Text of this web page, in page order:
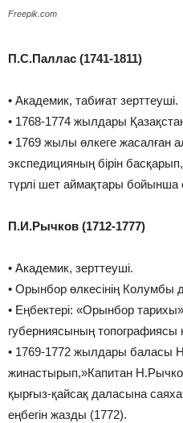
Freepik.com
П.С.Паллас (1741-1811)
• ͘Академик, табиғат зерттеуші.
• ͘1768-1774 жылдары
• ͘1769 жылы өлкеге жасалған
экспедицияның бірін
түрлі шет аймақтары бойынша
П.И.Рычков (1712-1777)
• ͘Академик, зерттеуші.
• ͘Орынбор өлкесінің Колумбы
• ͘Еңбектері: «Орынбор
губерниясының топографиясы
• ͘1769-1772 жылдары баласы
жинастырып,»Капитан
қырғыз-қайсақ даласына
еңбегін жазды (1772).